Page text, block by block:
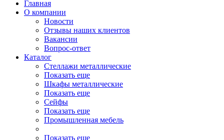
Главная
О компании
Новости
Отзывы наших клиентов
Вакансии
Вопрос-ответ
Каталог
Стеллажи металлические
Показать еще
Шкафы металлические
Показать еще
Сейфы
Показать еще
Промышленная мебель
Показать еще